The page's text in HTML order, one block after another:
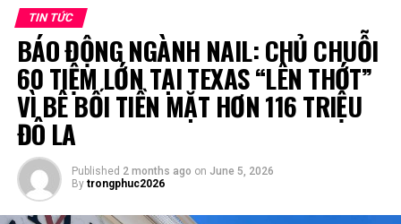
TIN TỨC
BÁO ĐỘNG NGÀNH NAIL: CHỦ CHUỖI
60 TIỆM LỚN TẠI TEXAS “LÊN THỚT”
VÌ BÊ BỐI TIỀN MẶT HƠN 116 TRIỆU
ĐÔ LA
Published 2 months ago on June 5, 2026
By trongphuc2026